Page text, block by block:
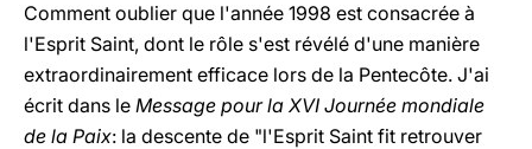
Comment oublier que l'année 1998 est consacrée à
l'Esprit Saint, dont le rôle s'est révélé d'une manière
extraordinairement efficace lors de la Pentecôte. J'ai
écrit dans le Message pour la XVI Journée mondiale
de la Paix: la descente de "l'Esprit Saint fit retrouver